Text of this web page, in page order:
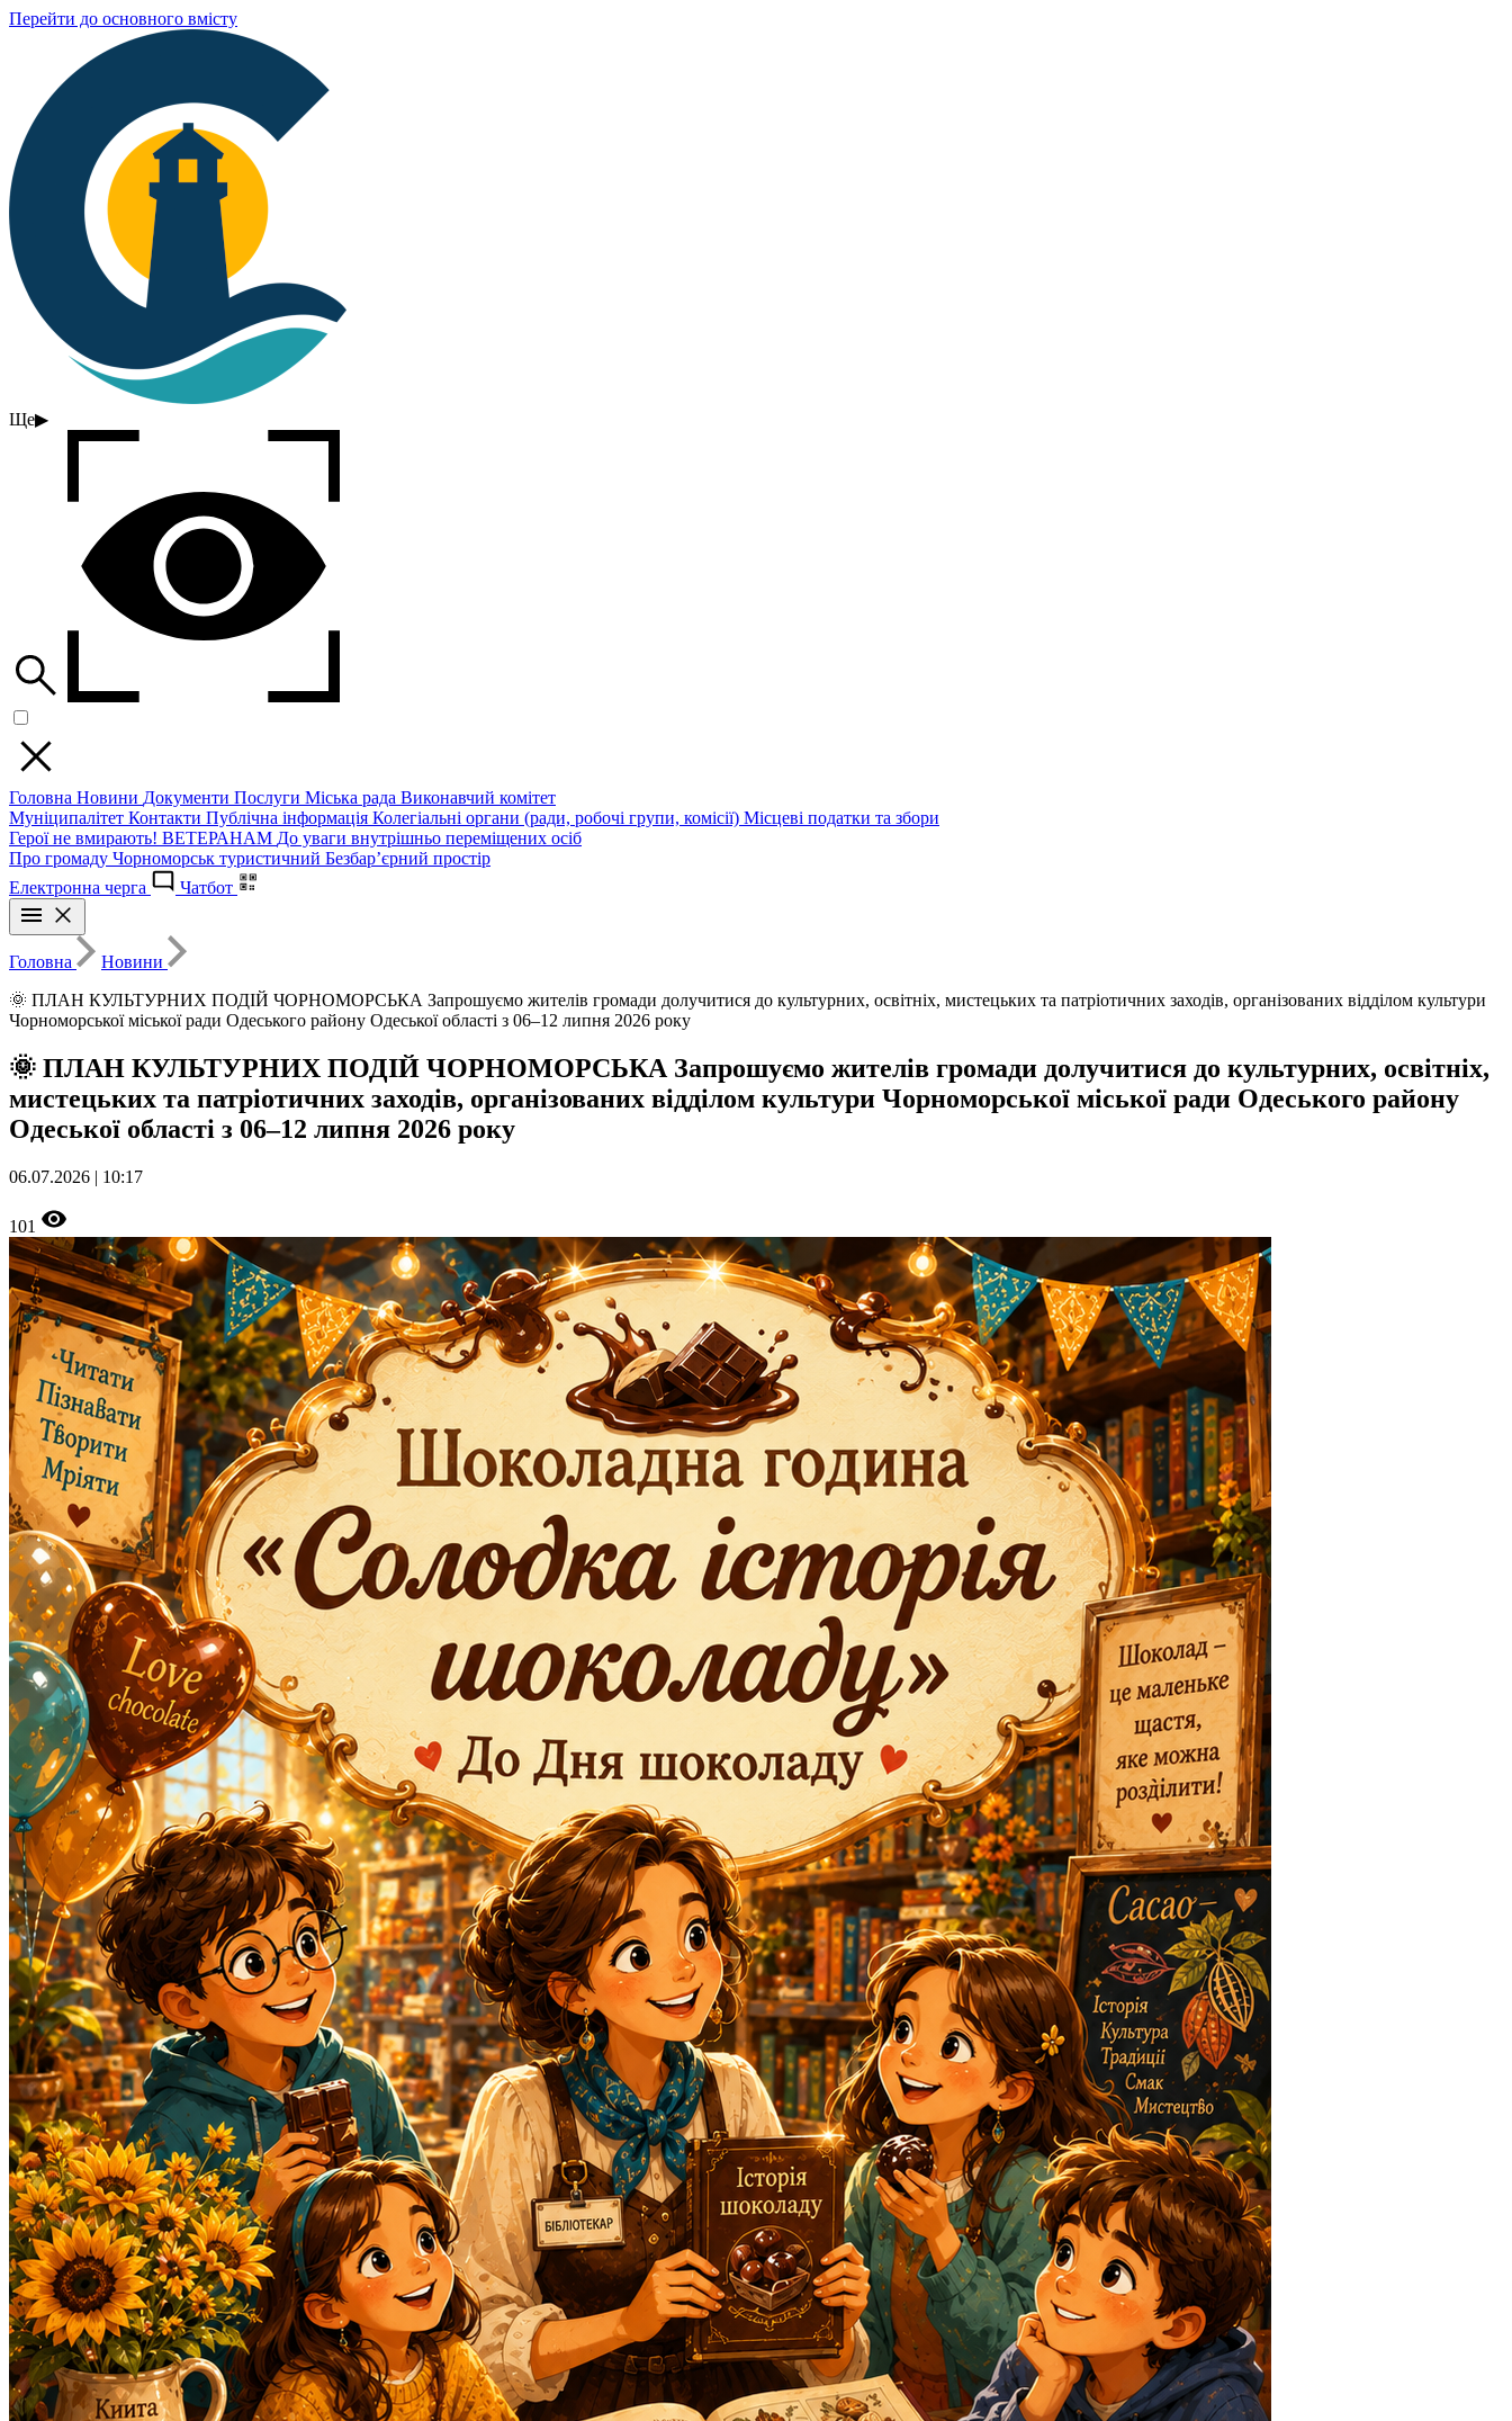
Перейти до основного вмісту
Ще▶
Головна Новини Документи Послуги Міська рада Виконавчий комітет
Муніципалітет Контакти Публічна інформація Колегіальні органи (ради, робочі групи, комісії) Місцеві податки та збори
Герої не вмирають! ВЕТЕРАНАМ До уваги внутрішньо переміщених осіб
Про громаду Чорноморськ туристичний Безбар’єрний простір
Електронна черга
Чатбот
Головна
Новини
🌞 ПЛАН КУЛЬТУРНИХ ПОДІЙ ЧОРНОМОРСЬКА Запрошуємо жителів громади долучитися до культурних, освітніх, мистецьких та патріотичних заходів, організованих відділом культури
Чорноморської міської ради Одеського району Одеської області з 06–12 липня 2026 року
🌞 ПЛАН КУЛЬТУРНИХ ПОДІЙ ЧОРНОМОРСЬКА Запрошуємо жителів громади долучитися до культурних, освітніх,
мистецьких та патріотичних заходів, організованих відділом культури Чорноморської міської ради Одеського району
Одеської області з 06–12 липня 2026 року
06.07.2026 | 10:17
101